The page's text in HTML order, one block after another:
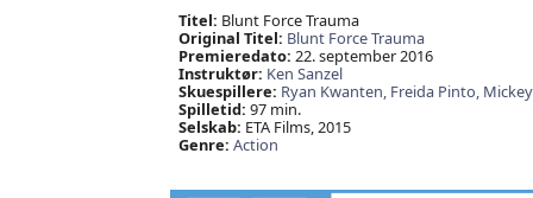
Titel: Blunt Force Trauma
Original Titel: Blunt Force Trauma
Premieredato: 22. september 2016
Instruktør: Ken Sanzel
Skuespillere: Ryan Kwanten, Freida Pinto,
Spilletid: 97 min.
Selskab: ETA Films, 2015
Genre: Action